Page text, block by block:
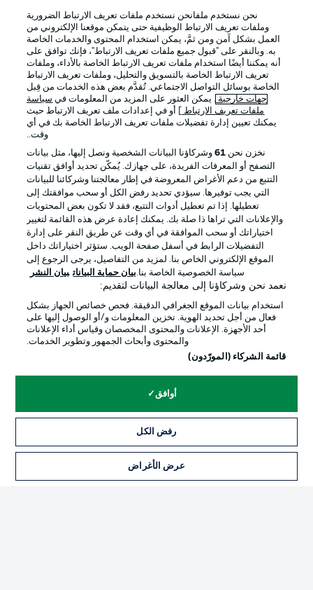
تسجيل الدخول
Football as it's meant to be
تطبيق الدوري الألماني
Official Partners
الإخطارات القانونية
إدارة التفضيلات بيان الخصوصية
نحن نستخدم ملفانحن نستخدم ملفات تعريف الارتباط الضرورية
وملفات تعريف الارتباط الوظيفية حتى يتمكن موقعنا الإلكتروني من
العمل بشكل آمن ومن ثمَّ، يمكن استخدام المحتوى والخدمات الخاصة
به. وبالنقر على "قبول جميع ملفات تعريف الارتباط"، فإنك توافق على
أنه يمكننا أيضًا استخدام ملفات تعريف الارتباط الخاصة بالأداء، وملفات
تعريف الارتباط الخاصة بالتسويق والتحليل، وملفات تعريف الارتباط
الخاصة بوسائل التواصل الاجتماعي. تُقدَّم بعض هذه الخدمات من قِبل
جهات خارجية . يمكن العثور على المزيد من المعلومات في سياسة
ملفات تعريف الارتباط
] أو في إعدادات ملف تعريف الارتباط حيث
يمكنك تعيين إدارة تفضيلات ملفات تعريف الارتباط الخاصة بك في أي
وقت..
نخزن نحن 61وشركاؤنا البيانات الشخصية ونصل إليها، مثل بيانات
التصفح أو المعرفات الفريدة، على جهازك. يُمكّن تحديد أوافق تقنيات
التتبع من دعم الأغراض المعروضة في إطار معالجتنا وشركائنا للبيانات
التي يجب توفيرها. سيؤدي تحديد رفض الكل أو سحب موافقتك إلى
تعطيلها. إذا تم تعطيل أدوات التتبع، فقد لا تكون بعض المحتويات
والإعلانات التي تراها ذا صلة بك. يمكنك إعادة عرض هذه القائمة لتغيير
اختياراتك أو سحب الموافقة في أي وقت عن طريق النقر على إدارة
التفضيلات الرابط في أسفل صفحة الويب. ستؤثر اختياراتك داخل
الموقع الإلكتروني الخاص بنا. لمزيد من التفاصيل، يرجى الرجوع إلى
سياسة الخصوصية الخاصة بنا.بيان حماية البيانات بيان النشر
نعمد نحن وشركاؤنا إلى معالجة البيانات لتقديم:
استخدام بيانات الموقع الجغرافي الدقيقة. فحص خصائص الجهاز بشكل
فعال من أجل تحديد الهوية. تخزين المعلومات و/أو الوصول إليها على
أحد الأجهزة. الإعلانات والمحتوى المخصصان وقياس أداء الإعلانات
والمحتوى وأبحاث الجمهور وتطوير الخدمات.
قائمة الشركاء (المورّدون)
أوافق
رفض الكل
عرض الأغراض